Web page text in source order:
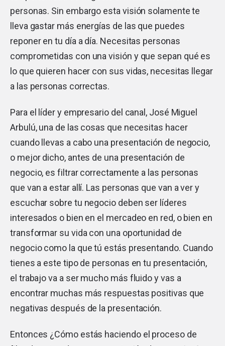
personas. Sin embargo esta visión solamente te
lleva gastar más energías de las que puedes
reponer en tu día a día. Necesitas personas
comprometidas con una visión y que sepan qué es
lo que quieren hacer con sus vidas, necesitas llegar
a las personas correctas.
Para el líder y empresario del canal, José Miguel
Arbulú, una de las cosas que necesitas hacer
cuando llevas a cabo una presentación de negocio,
o mejor dicho, antes de una presentación de
negocio, es filtrar correctamente a las personas
que van a estar allí. Las personas que van a ver y
escuchar sobre tu negocio deben ser líderes
interesados o bien en el mercadeo en red, o bien en
transformar su vida con una oportunidad de
negocio como la que tú estás presentando. Cuando
tienes a este tipo de personas en tu presentación,
el trabajo va a ser mucho más fluido y vas a
encontrar muchas más respuestas positivas que
negativas después de la presentación.
Entonces ¿Cómo estás haciendo el proceso de